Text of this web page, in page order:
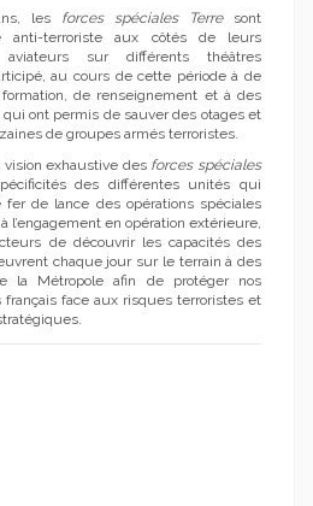
les forces spéciales Terresont
anti-terroriste aux côtés de leurs
sur différents théâtres
au cours de cette période à de
de renseignement et à des
ont permis de sauver des otages et
de groupes armés terroristes.
exhaustive des forces spéciales
des différentes unités qui
de lance des opérations spéciales
l’engagement en opération extérieure,
de découvrir les capacités des
chaque jour sur le terrain à des
la Métropole afin de protéger nos
face aux risques terroristes et